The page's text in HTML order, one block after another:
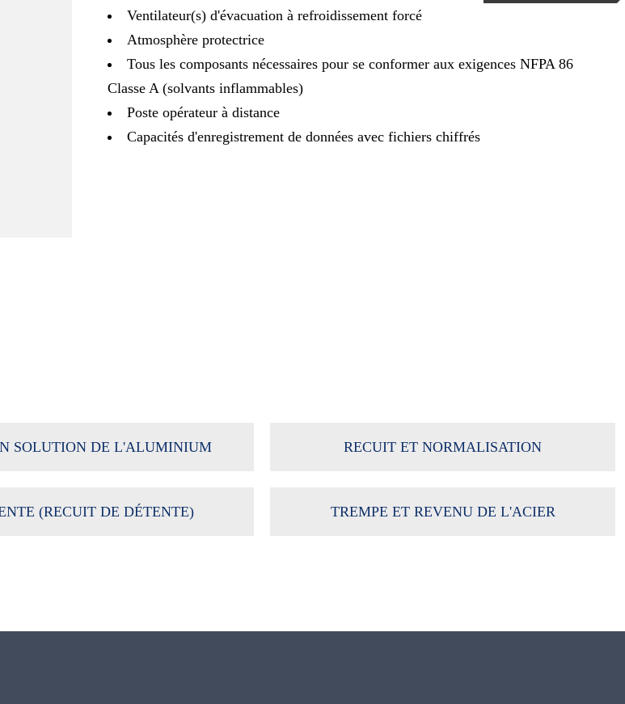
Ventilateur(s) d'évacuation à refroidissement forcé
Atmosphère protectrice
Tous les composants nécessaires pour se conformer aux exigences NFPA 86
Classe A (solvants inflammables)
Poste opérateur à distance
Capacités d'enregistrement de données avec fichiers chiffrés
SOLUTION DE L'ALUMINIUM RECUIT ET NORMALISATION
(RECUIT DE DÉTENTE) TREMPE ET REVENU DE L'ACIER